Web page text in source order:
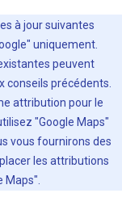
à jour suivantes
uniquement.
peuvent
précédents.
attribution pour le
"Google Maps"
vous fournirons des
les attributions
Maps".